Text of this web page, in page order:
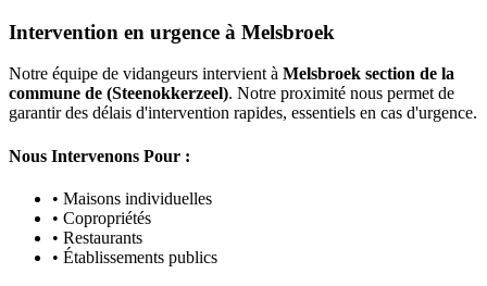
Intervention en urgence à Melsbroek
Notre équipe de vidangeurs intervient à Melsbroek section de la
commune de (Steenokkerzeel). Notre proximité nous permet de
garantir des délais d'intervention rapides, essentiels en cas d'urgence.
Nous Intervenons Pour :
• Maisons individuelles
• Copropriétés
• Restaurants
• Établissements publics